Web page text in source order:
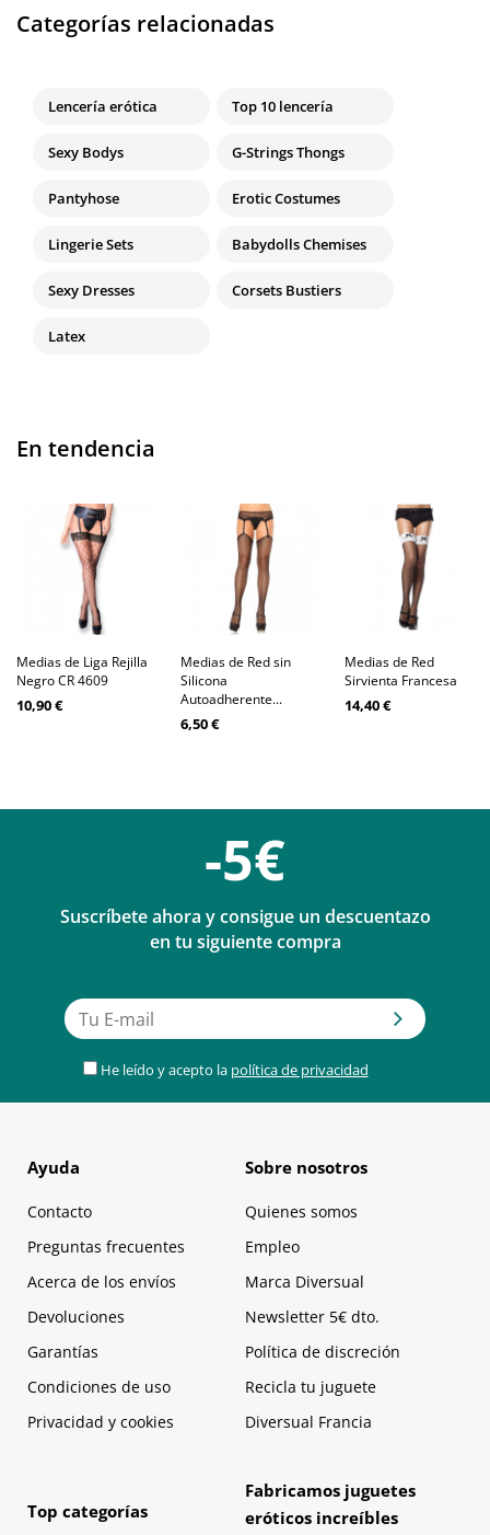
Categorías relacionadas
Lencería erótica Top 10 lencería
Sexy Bodys G-Strings Thongs
Pantyhose Erotic Costumes
Lingerie Sets Babydolls Chemises
Sexy Dresses Corsets Bustiers
Latex
En tendencia
Medias de Liga Rejilla
Negro CR 4609
10,90 €
Medias de Red sin
Silicona
Autoadherente...
6,50 €
Medias de Red
Sirvienta Francesa
14,40 €
-5€
Suscríbete ahora y consigue un descuentazo
en tu siguiente compra
He leído y acepto la política de privacidad
Ayuda
Contacto
Preguntas frecuentes
Acerca de los envíos
Devoluciones
Garantías
Condiciones de uso
Privacidad y cookies
Sobre nosotros
Quienes somos
Empleo
Marca Diversual
Newsletter 5€ dto.
Política de discreción
Recicla tu juguete
Diversual Francia
Top categorías
Fabricamos juguetes
eróticos increíbles